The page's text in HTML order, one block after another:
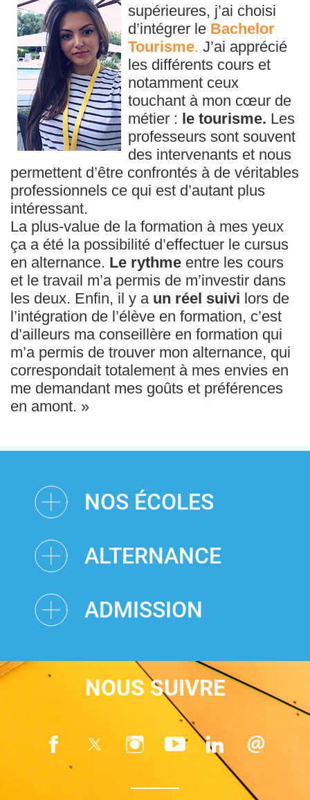
supérieures, j’ai choisi
d’intégrer le Bachelor
Tourisme. J’ai apprécié
les différents cours et
notamment ceux
touchant à mon cœur de
métier : le tourisme. Les
professeurs sont souvent
des intervenants et nous
permettent d’être confrontés à de véritables
professionnels ce qui est d’autant plus
intéressant.
La plus-value de la formation à mes yeux
ça a été la possibilité d’effectuer le cursus
en alternance. Le rythme entre les cours
et le travail m’a permis de m’investir dans
les deux. Enfin, il y a un réel suivi lors de
l’intégration de l’élève en formation, c’est
d’ailleurs ma conseillère en formation qui
m’a permis de trouver mon alternance, qui
correspondait totalement à mes envies en
me demandant mes goûts et préférences
en amont. »
NOS ÉCOLES
ALTERNANCE
ADMISSION
NOUS SUIVRE